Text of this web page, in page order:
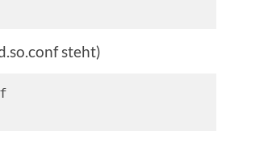
steht)